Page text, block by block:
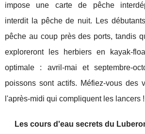
impose une carte de pêche
interdit la pêche de nuit. Les
pêche au coup près des ports, tandis
exploreront les herbiers en kayak-
optimale : avril-mai et septembre-
poissons sont actifs. Méfiez-vous des
l'après-midi qui compliquent les lancers !
Les cours d'eau secrets du